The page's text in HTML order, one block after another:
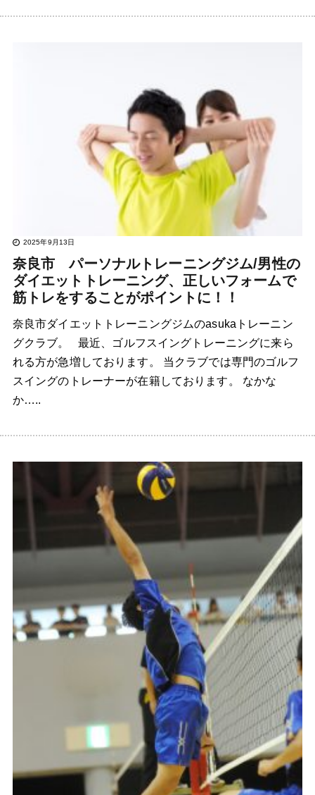
2025年9月13日
奈良市 パーソナルトレーニングジム/男性の
ダイエットトレーニング、正しいフォームで
筋トレをすることがポイントに！！
奈良市ダイエットトレーニングジムのasukaトレーニン
グクラブ。 最近、ゴルフスイングトレーニングに来ら
れる方が急増しております。 当クラブでは専門のゴルフ
スイングのトレーナーが在籍しております。 なかな
か…..